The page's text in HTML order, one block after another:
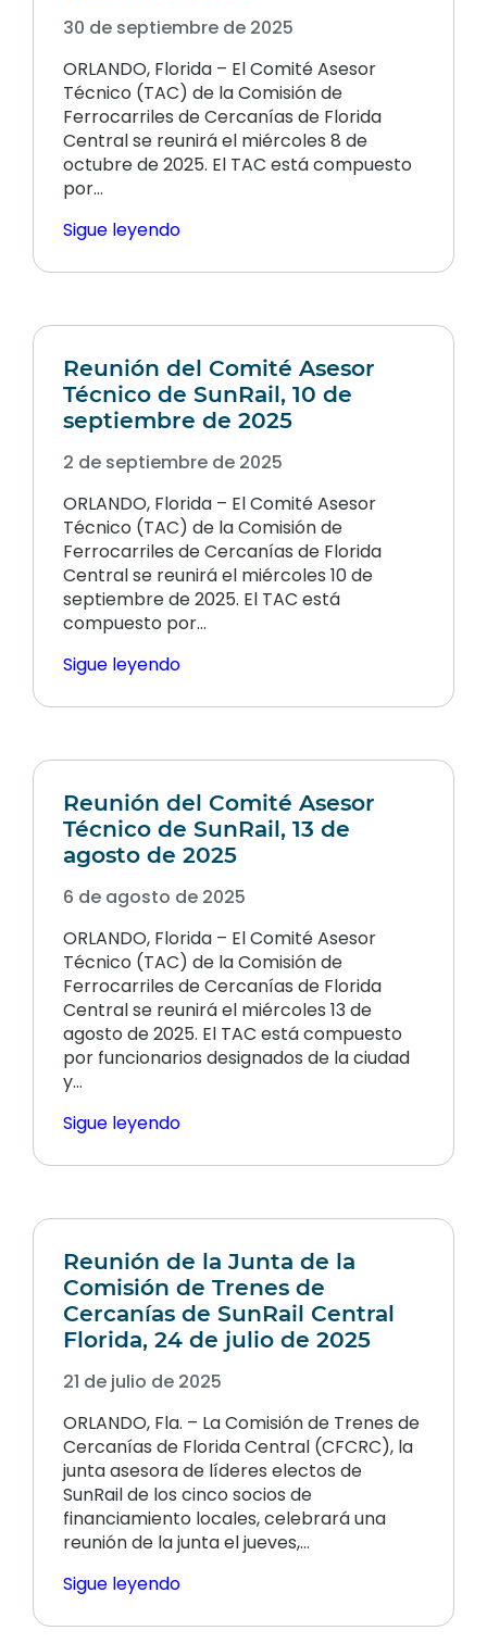
30 de septiembre de 2025
ORLANDO, Florida – El Comité Asesor
Técnico (TAC) de la Comisión de
Ferrocarriles de Cercanías de Florida
Central se reunirá el miércoles 8 de
octubre de 2025. El TAC está compuesto
por…
Sigue leyendo
Reunión del Comité Asesor
Técnico de SunRail, 10 de
septiembre de 2025
2 de septiembre de 2025
ORLANDO, Florida – El Comité Asesor
Técnico (TAC) de la Comisión de
Ferrocarriles de Cercanías de Florida
Central se reunirá el miércoles 10 de
septiembre de 2025. El TAC está
compuesto por…
Sigue leyendo
Reunión del Comité Asesor
Técnico de SunRail, 13 de
agosto de 2025
6 de agosto de 2025
ORLANDO, Florida – El Comité Asesor
Técnico (TAC) de la Comisión de
Ferrocarriles de Cercanías de Florida
Central se reunirá el miércoles 13 de
agosto de 2025. El TAC está compuesto
por funcionarios designados de la ciudad
y…
Sigue leyendo
Reunión de la Junta de la
Comisión de Trenes de
Cercanías de SunRail Central
Florida, 24 de julio de 2025
21 de julio de 2025
ORLANDO, Fla. – La Comisión de Trenes de
Cercanías de Florida Central (CFCRC), la
junta asesora de líderes electos de
SunRail de los cinco socios de
financiamiento locales, celebrará una
reunión de la junta el jueves,…
Sigue leyendo